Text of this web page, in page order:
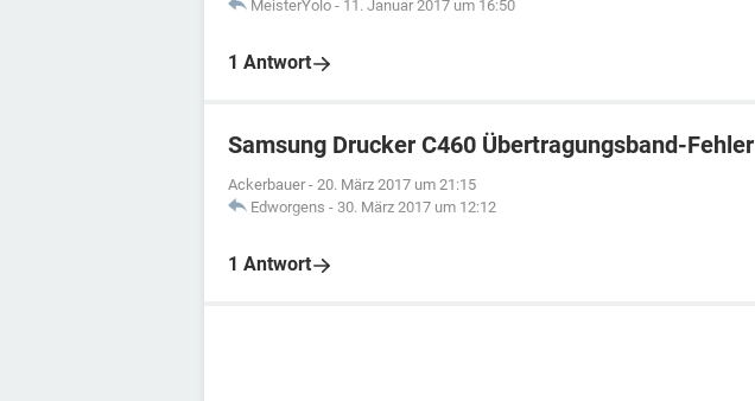
MeisterYolo - 11. Januar 2017 um 16:50
1 Antwort
Samsung Drucker C460 Übertragungsband-Fehler
Ackerbauer - 20. März 2017 um 21:15
Edworgens - 30. März 2017 um 12:12
1 Antwort